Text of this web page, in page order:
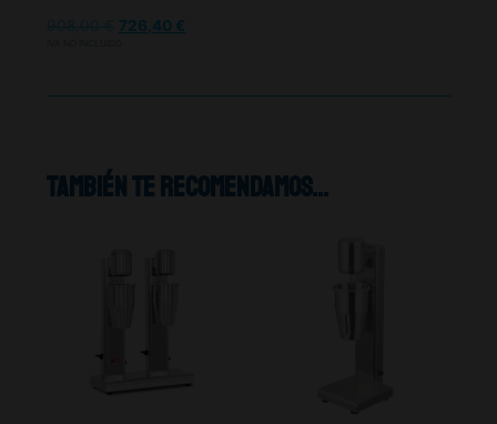
726,40 €
También te recomendamos…